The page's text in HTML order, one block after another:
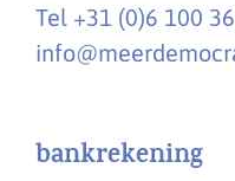
Tel +31 (0)6 100
bankrekening